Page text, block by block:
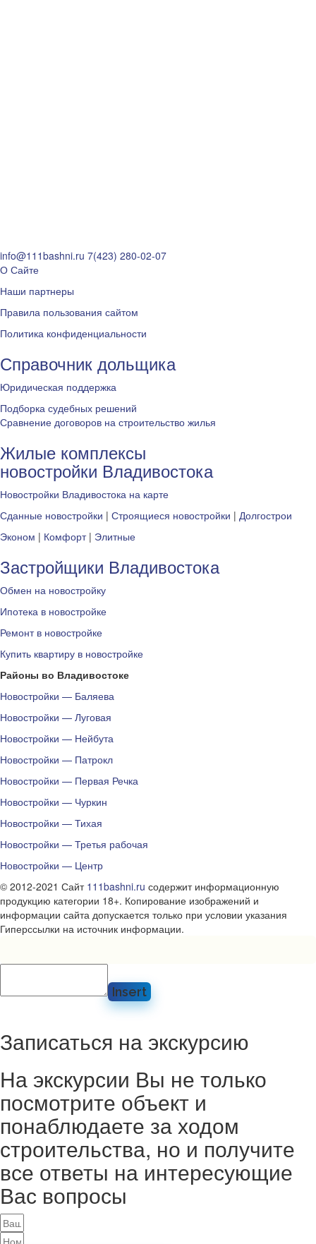
info@111bashni.ru 7(423) 280-02-07
О Сайте
Наши партнеры
Правила пользования сайтом
Политика конфиденциальности
Справочник дольщика
Юридическая поддержка
Подборка судебных решений
Сравнение договоров на строительство жилья
Жилые комплексы
новостройки Владивостока
Новостройки Владивостока на карте
Сданные новостройки | Строящиеся новостройки | Долгострои
Эконом | Комфорт| Элитные
Застройщики Владивостока
Обмен на новостройку
Ипотека в новостройке
Ремонт в новостройке
Купить квартиру в новостройке
Районы во Владивостоке
Новостройки — Баляева
Новостройки — Луговая
Новостройки — Нейбута
Новостройки — Патрокл
Новостройки — Первая Речка
Новостройки — Чуркин
Новостройки — Тихая
Новостройки — Третья рабочая
Новостройки — Центр
© 2012-2021 Сайт 111bashni.ru содержит информационную
продукцию категории 18+. Копирование изображений и
информации сайта допускается только при условии указания
Гиперссылки на источник информации.
Insert
Записаться на экскурсию
На экскурсии Вы не только
посмотрите объект и
понаблюдаете за ходом
строительства, но и получите
все ответы на интересующие
Вас вопросы